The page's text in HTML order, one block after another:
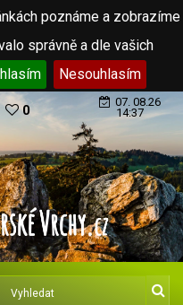
poznáme a zobrazíme
správně a dle vašich
Nesouhlasím
0
07. 08.26
14:37